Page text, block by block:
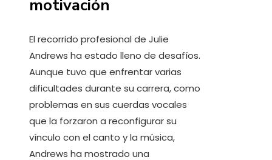
motivación
El recorrido profesional de Julie
Andrews ha estado lleno de desafíos.
Aunque tuvo que enfrentar varias
dificultades durante su carrera, como
problemas en sus cuerdas vocales
que la forzaron a reconfigurar su
vínculo con el canto y la música,
Andrews ha mostrado una